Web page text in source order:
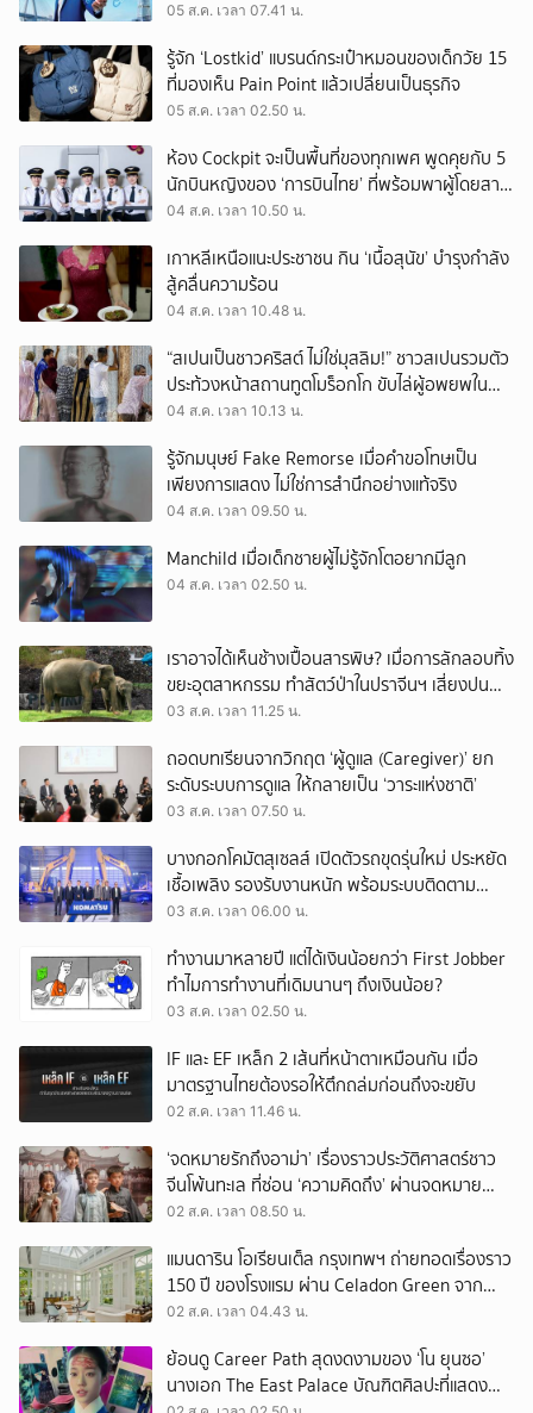
05 ส.ค. เวลา 07.41 น.
รู้จัก ‘Lostkid’ แบรนด์กระเป๋าหมอนของเด็กวัย 15
ที่มองเห็น Pain Point แล้วเปลี่ยนเป็นธุรกิจ
05 ส.ค. เวลา 02.50 น.
ห้อง Cockpit จะเป็นพื้นที่ของทุกเพศ พูดคุยกับ 5
นักบินหญิงของ ‘การบินไทย’ ที่พร้อมพาผู้โดยสาร
บินไปทั่วโลก
04 ส.ค. เวลา 10.50 น.
เกาหลีเหนือแนะประชาชน กิน ‘เนื้อสุนัข’ บำรุงกำลัง
สู้คลื่นความร้อน
04 ส.ค. เวลา 10.48 น.
“สเปนเป็นชาวคริสต์ ไม่ใช่มุสลิม!” ชาวสเปนรวมตัว
ประท้วงหน้าสถานทูตโมร็อกโก ขับไล่ผู้อพยพใน
เมืองเซวตาออกนอกประเทศ
04 ส.ค. เวลา 10.13 น.
รู้จักมนุษย์ Fake Remorse เมื่อคำขอโทษเป็น
เพียงการแสดง ไม่ใช่การสำนึกอย่างแท้จริง
04 ส.ค. เวลา 09.50 น.
Manchild เมื่อเด็กชายผู้ไม่รู้จักโตอยากมีลูก
04 ส.ค. เวลา 02.50 น.
เราอาจได้เห็นช้างเปื้อนสารพิษ? เมื่อการลักลอบทิ้ง
ขยะอุตสาหกรรม ทำสัตว์ป่าในปราจีนฯ เสี่ยงปน
เปื้อน
03 ส.ค. เวลา 11.25 น.
ถอดบทเรียนจากวิกฤต ‘ผู้ดูแล (Caregiver)’ ยก
ระดับระบบการดูแล ให้กลายเป็น ‘วาระแห่งชาติ’
03 ส.ค. เวลา 07.50 น.
บางกอกโคมัตสุเซลส์ เปิดตัวรถขุดรุ่นใหม่ ประหยัด
เชื้อเพลิง รองรับงานหนัก พร้อมระบบติดตาม
เครื่องจักรผ่านดาวเทียม
03 ส.ค. เวลา 06.00 น.
ทำงานมาหลายปี แต่ได้เงินน้อยกว่า First Jobber
ทำไมการทำงานที่เดิมนานๆ ถึงเงินน้อย?
03 ส.ค. เวลา 02.50 น.
IF และ EF เหล็ก 2 เส้นที่หน้าตาเหมือนกัน เมื่อ
มาตรฐานไทยต้องรอให้ตึกถล่มก่อนถึงจะขยับ
02 ส.ค. เวลา 11.46 น.
‘จดหมายรักถึงอาม่า’ เรื่องราวประวัติศาสตร์ชาว
จีนโพ้นทะเล ที่ซ่อน ‘ความคิดถึง’ ผ่านจดหมาย
‘โพยก๊วน’
02 ส.ค. เวลา 08.50 น.
แมนดาริน โอเรียนเต็ล กรุงเทพฯ ถ่ายทอดเรื่องราว
150 ปี ของโรงแรม ผ่าน Celadon Green จาก
เครื่องศิลาดล
02 ส.ค. เวลา 04.43 น.
ย้อนดู Career Path สุดงดงามของ ‘โน ยุนซอ’
นางเอก The East Palace บัณฑิตศิลปะที่แสดง